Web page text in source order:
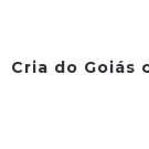
Cria do